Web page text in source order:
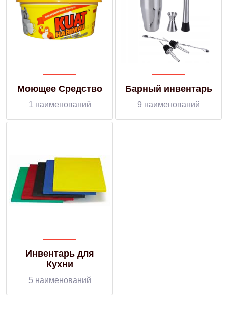
Моющее Средство
1 наименований
Барный инвентарь
9 наименований
Инвентарь для
Кухни
5 наименований